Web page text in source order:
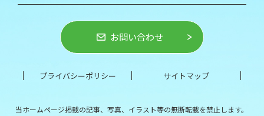
お問い合わせ
プライバシーポリシー サイトマップ
当ホームページ掲載の記事、写真、イラスト等の無断転載を禁止します。